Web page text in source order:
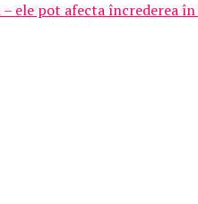
ele pot afecta încrederea în